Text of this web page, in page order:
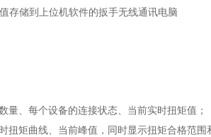
量、每个设备的连接状态、当前实时扭矩值；
扭矩曲线、当前峰值，同时显示扭矩合格范围